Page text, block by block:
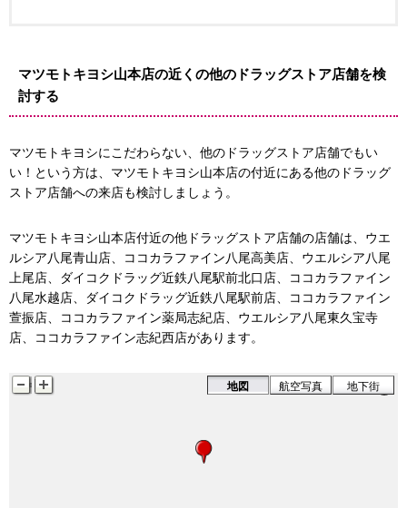
マツモトキヨシ山本店の近くの他のドラッグストア店舗を検
討する
マツモトキヨシにこだわらない、他のドラッグストア店舗でもい
い！という方は、マツモトキヨシ山本店の付近にある他のドラッグ
ストア店舗への来店も検討しましょう。
マツモトキヨシ山本店付近の他ドラッグストア店舗の店舗は、ウエ
ルシア八尾青山店、ココカラファイン八尾高美店、ウエルシア八尾
上尾店、ダイコクドラッグ近鉄八尾駅前北口店、ココカラファイン
八尾水越店、ダイコクドラッグ近鉄八尾駅前店、ココカラファイン
萱振店、ココカラファイン薬局志紀店、ウエルシア八尾東久宝寺
店、ココカラファイン志紀西店があります。
地図 航空写真 地下街